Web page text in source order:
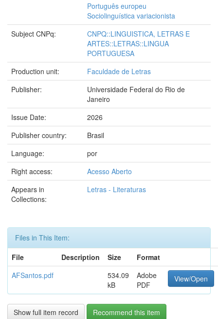
Português europeu
Sociolinguística variacionista
Subject CNPq:
CNPQ::LINGUISTICA, LETRAS E
ARTES::LETRAS::LINGUA
PORTUGUESA
Production unit:
Faculdade de Letras
Publisher:
Universidade Federal do Rio de
Janeiro
Issue Date:
2026
Publisher country:
Brasil
Language:
por
Right access:
Acesso Aberto
Appears in
Collections:
Letras - Literaturas
Files in This Item:
File
Description Size
Format
AFSantos.pdf
534.09
kB
Adobe
PDF
View/Open
Show full item record Recommend this item